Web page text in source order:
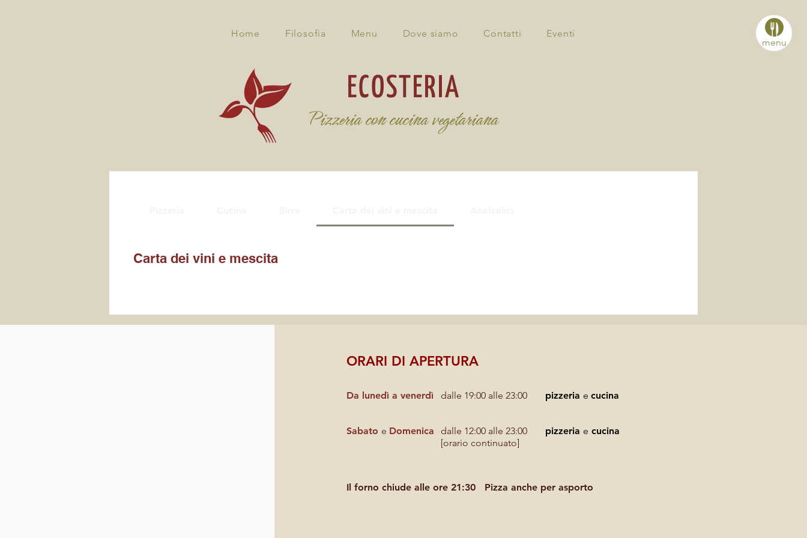
menu
Home Filosofia Menu Dove siamo Contatti Eventi
ECOSTERIA
Pizzeria con cucina vegetariana
Carta dei vini e mescita
ORARI DI APERTURA
Da lunedì a venerdì dalle 19:00 alle 23:00 pizzeria e cucina
Sabato e Domenica
dalle 12:00 alle 23:00
[orario continuato]
pizzeria e cucina
Il forno chiude alle ore 21:30 Pizza anche per asporto